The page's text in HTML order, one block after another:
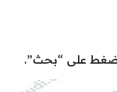
على “بحث”.